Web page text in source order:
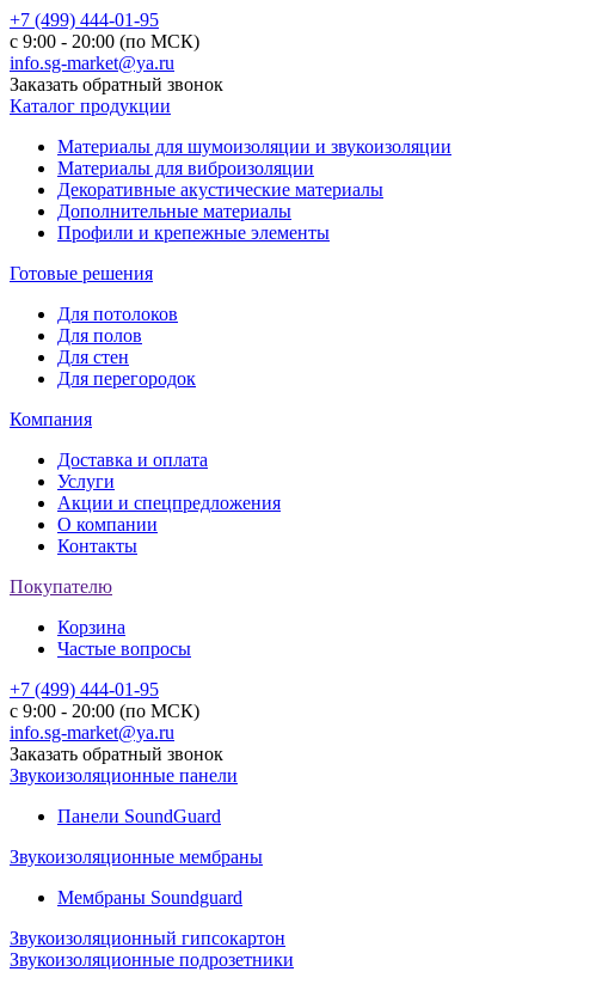
+7 (499) 444-01-95
с 9:00 - 20:00 (по МСК)
info.sg-market@ya.ru
Заказать обратный звонок
Каталог продукции
Материалы для шумоизоляции и звукоизоляции
Материалы для виброизоляции
Декоративные акустические материалы
Дополнительные материалы
Профили и крепежные элементы
Готовые решения
Для потолоков
Для полов
Для стен
Для перегородок
Компания
Доставка и оплата
Услуги
Акции и спецпредложения
О компании
Контакты
Покупателю
Корзина
Частые вопросы
+7 (499) 444-01-95
с 9:00 - 20:00 (по МСК)
info.sg-market@ya.ru
Заказать обратный звонок
Звукоизоляционные панели
Панели SoundGuard
Звукоизоляционные мембраны
Мембраны Soundguard
Звукоизоляционный гипсокартон
Звукоизоляционные подрозетники